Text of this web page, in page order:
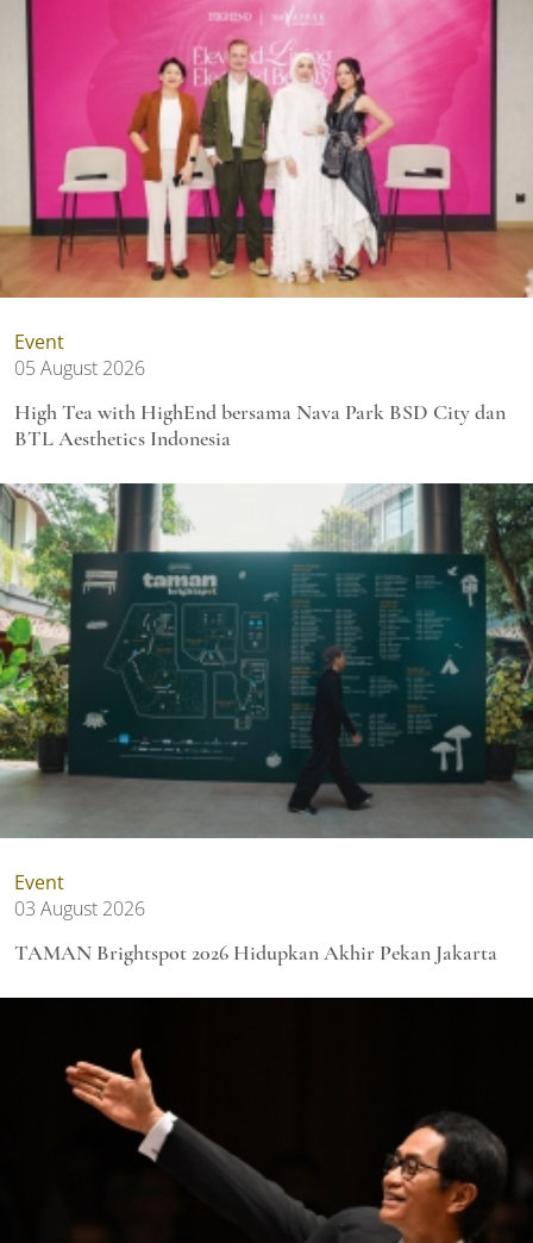
Event
05 August 2026
High Tea with HighEnd bersama Nava Park BSD City dan
BTL Aesthetics Indonesia
Event
03 August 2026
TAMAN Brightspot 2026 Hidupkan Akhir Pekan Jakarta